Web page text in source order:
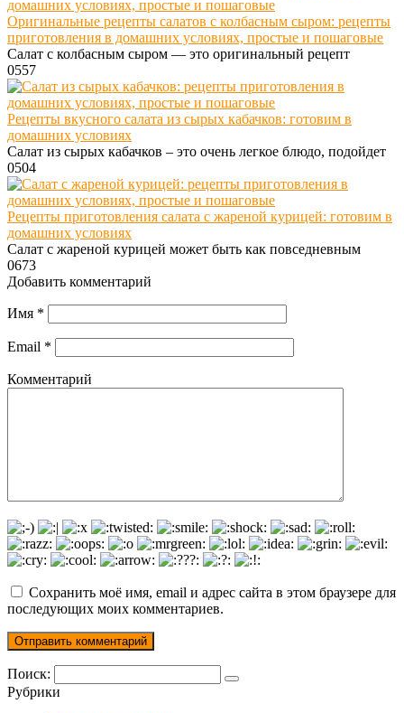
Оригинальные рецепты салатов с колбасным сыром: рецепты
приготовления в домашних условиях, простые и пошаговые
Салат с колбасным сыром — это оригинальный рецепт
0557
Рецепты вкусного салата из сырых кабачков: готовим в
домашних условиях
Салат из сырых кабачков – это очень легкое блюдо, подойдет
0504
Рецепты приготовления салата с жареной курицей: готовим в
домашних условиях
Салат с жареной курицей может быть как повседневным
0673
Добавить комментарий
Имя *
Email *
Комментарий
Сохранить моё имя, email и адрес сайта в этом браузере для
последующих моих комментариев.
Поиск:
Рубрики